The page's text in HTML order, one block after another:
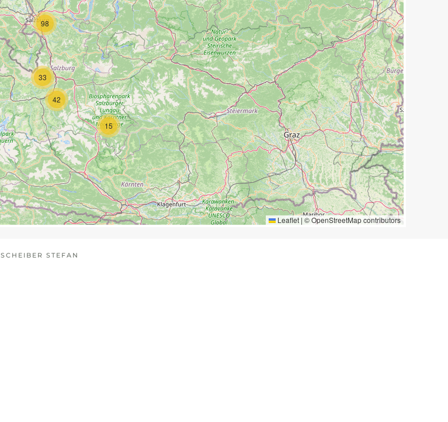
15
33
42
98
Leaflet |©OpenStreetMapcontributors
SCHEIBER STEFAN